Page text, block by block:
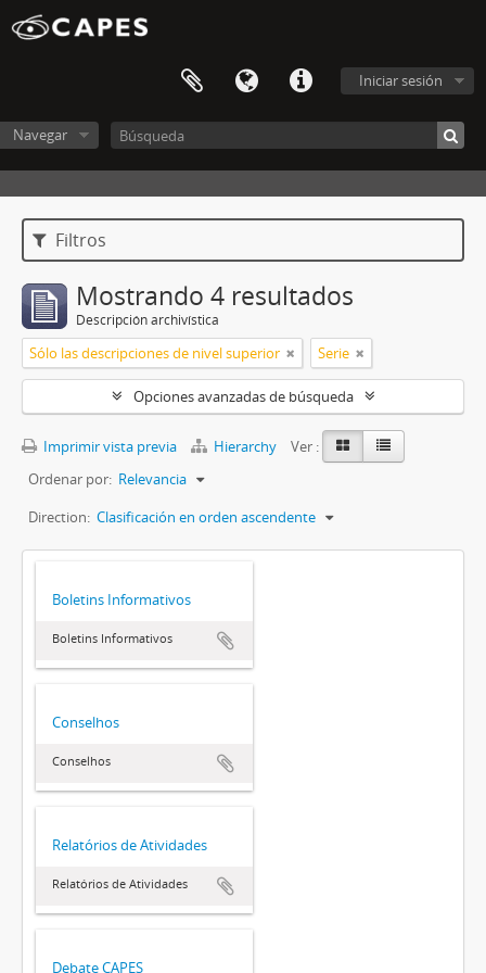
Iniciar sesión
Navegar
Filtros
Mostrando 4 resultados
Descripción archivística
Sólo las descripciones de nivel superior Serie
Opciones avanzadas de búsqueda
Imprimir vista previa Hierarchy
Ver :
Ordenar por: Relevancia
Direction: Clasificación en orden ascendente
Boletins Informativos
Boletins Informativos
Conselhos
Conselhos
Relatórios de Atividades
Relatórios de Atividades
Debate CAPES